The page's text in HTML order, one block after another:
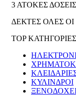
3 ΑΤΟΚΕΣ ΔΟΣΕΙΣ
ΔΕΚΤΕΣ ΟΛΕΣ
TOP ΚΑΤΗΓΟΡΙΕΣ
ΚΎΛΙΝΔΡΟΙ